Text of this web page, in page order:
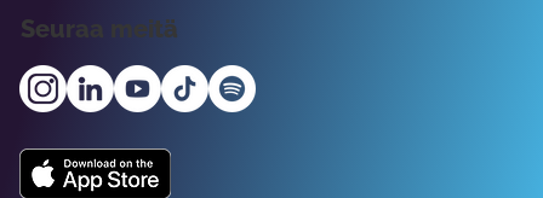
Seuraa meitä